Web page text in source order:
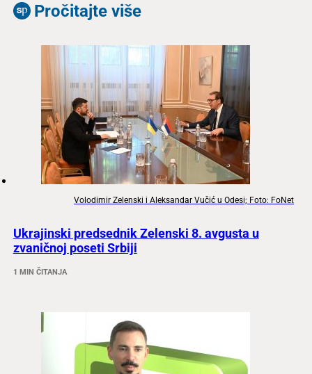
Pročitajte više
Volodimir Zelenski i Aleksandar Vučić u Odesi; Foto: FoNet
Ukrajinski predsednik Zelenski 8. avgusta u
zvaničnoj poseti Srbiji
1 MIN ČITANJA